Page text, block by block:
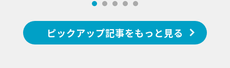
ピックアップ記事をもっと見る